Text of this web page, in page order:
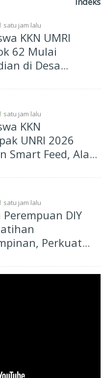
satu jam lalu
KKN UMRI
62 Mulai
di Desa
Alam
satu jam lalu
KKN
UNRI 2026
Smart Feed, Alat
Berbasis IoT di
satu jam lalu
DIY
Perkuat